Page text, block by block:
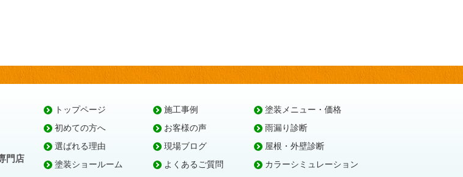
門店
トップページ
初めての方へ
選ばれる理由
塗装ショールーム
施工事例
お客様の声
現場ブログ
よくあるご質問
塗装メニュー・価格
雨漏り診断
屋根・外壁診断
カラーシミュレーション